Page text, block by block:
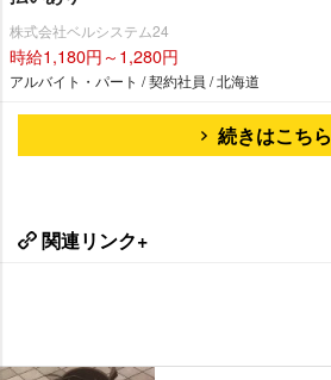
株式会社ベルシステム24
時給1,180円～1,280円
アルバイト・パート / 契約社員 / 北海道
続きはこちら
関連リンク+